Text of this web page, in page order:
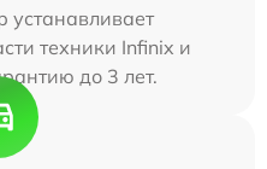
устанавливает
техники Infinix и
до 3 лет.